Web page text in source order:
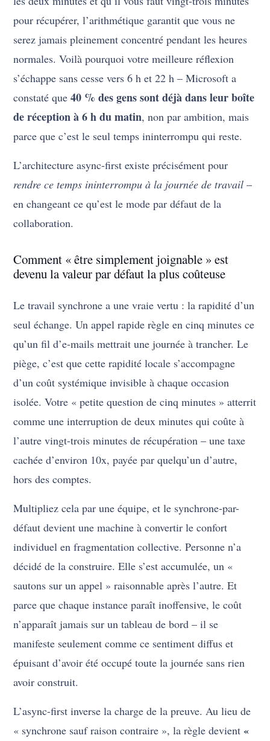
pour récupérer, l’arithmétique garantit que vous ne
serez jamais pleinement concentré pendant les heures
normales. Voilà pourquoi votre meilleure réflexion
s’échappe sans cesse vers 6 h et 22 h – Microsoft a
constaté que40 % des gens sont déjà dans leur boîte
de réception à 6 h du matin, non par ambition, mais
parce que c’est le seul temps ininterrompu qui reste.
L’architecture async-first existe précisément pour
rendre ce temps ininterrompu à la journée de travail –
en changeant ce qu’est le mode par défaut de la
collaboration.
Comment « être simplement joignable » est
devenu la valeur par défaut la plus coûteuse
Le travail synchrone a une vraie vertu : la rapidité d’un
seul échange. Un appel rapide règle en cinq minutes ce
qu’un fil d’e-mails mettrait une journée à trancher. Le
piège, c’est que cette rapidité locale s’accompagne
d’un coût systémique invisible à chaque occasion
isolée. Votre « petite question de cinq minutes » atterrit
comme une interruption de deux minutes qui coûte à
l’autre vingt-trois minutes de récupération – une taxe
cachée d’environ 10x, payée par quelqu’un d’autre,
hors des comptes.
Multipliez cela par une équipe, et le synchrone-par-
défaut devient une machine à convertir le confort
individuel en fragmentation collective. Personne n’a
décidé de la construire. Elle s’est accumulée, un «
sautons sur un appel » raisonnable après l’autre. Et
parce que chaque instance paraît inoffensive, le coût
n’apparaît jamais sur un tableau de bord – il se
manifeste seulement comme ce sentiment diffus et
épuisant d’avoir été occupé toute la journée sans rien
avoir construit.
L’async-first inverse la charge de la preuve. Au lieu de
« synchrone sauf raison contraire », la règle devient«